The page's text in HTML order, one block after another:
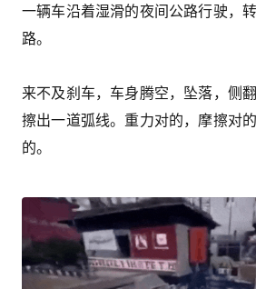
一辆车沿着湿滑的夜间公路行驶，
路。
来不及刹车，车身腾空，坠落，侧
擦出一道弧线。重力对的，摩擦对
的。